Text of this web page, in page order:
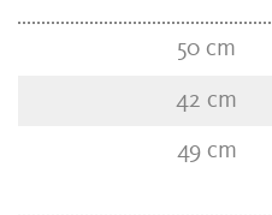
50 cm
42 cm
49 cm